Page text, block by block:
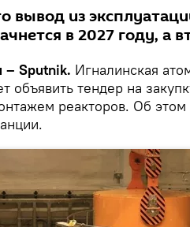
вывод из
в 2027 году, а
– Sputnik. Игналинская
объявить тендер на
реакторов. Об